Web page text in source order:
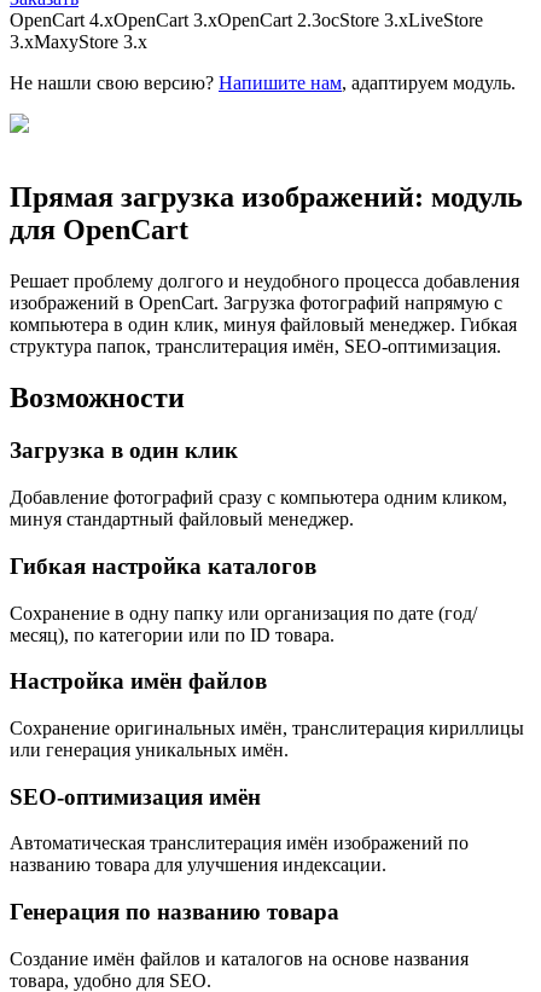
OpenCart 4.xOpenCart 3.xOpenCart 2.3ocStore 3.xLiveStore
3.xMaxyStore 3.x
Не нашли свою версию? Напишите нам, адаптируем модуль.
Прямая загрузка изображений: модуль
для OpenCart
Решает проблему долгого и неудобного процесса добавления
изображений в OpenCart. Загрузка фотографий напрямую с
компьютера в один клик, минуя файловый менеджер. Гибкая
структура папок, транслитерация имён, SEO-оптимизация.
Возможности
Загрузка в один клик
Добавление фотографий сразу с компьютера одним кликом,
минуя стандартный файловый менеджер.
Гибкая настройка каталогов
Сохранение в одну папку или организация по дате (год/
месяц), по категории или по ID товара.
Настройка имён файлов
Сохранение оригинальных имён, транслитерация кириллицы
или генерация уникальных имён.
SEO-оптимизация имён
Автоматическая транслитерация имён изображений по
названию товара для улучшения индексации.
Генерация по названию товара
Создание имён файлов и каталогов на основе названия
товара, удобно для SEO.